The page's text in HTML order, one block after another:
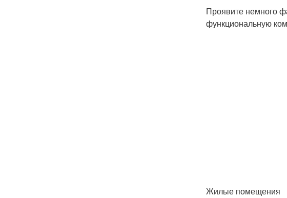
Проявите немного
функциональную
Жилые помещения